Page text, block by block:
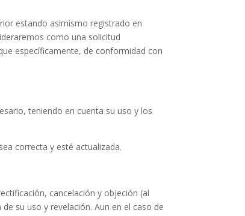
estando asimismo registrado en
como una solicitud
específicamente, de conformidad con
teniendo en cuenta su uso y los
correcta y esté actualizada.
cancelación y objeción (al
su uso y revelación. Aun en el caso de